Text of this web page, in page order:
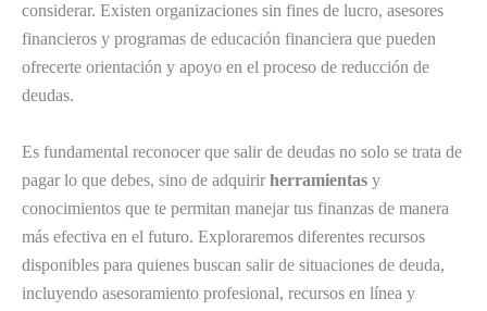
considerar. Existen organizaciones sin fines de lucro, asesores
financieros y programas de educación financiera que pueden
ofrecerte orientación y apoyo en el proceso de reducción de
deudas.
Es fundamental reconocer que salir de deudas no solo se trata de
pagar lo que debes, sino de adquirir herramientas y
conocimientos que te permitan manejar tus finanzas de manera
más efectiva en el futuro. Exploraremos diferentes recursos
disponibles para quienes buscan salir de situaciones de deuda,
incluyendo asesoramiento profesional, recursos en línea y